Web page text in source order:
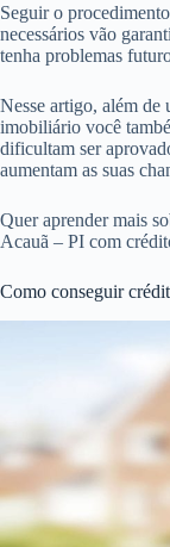
Seguir o
necessários vão
tenha problemas
Nesse artigo, além de
imobiliário você
dificultam ser
aumentam as suas
Quer aprender mais
Acauã – PI com
Como conseguir